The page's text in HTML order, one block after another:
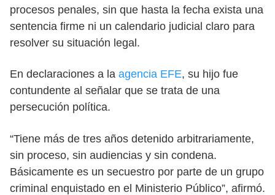
procesos penales, sin que hasta la fecha exista una
sentencia firme ni un calendario judicial claro para
resolver su situación legal.
En declaraciones a la agencia EFE, su hijo fue
contundente al señalar que se trata de una
persecución política.
“Tiene más de tres años detenido arbitrariamente,
sin proceso, sin audiencias y sin condena.
Básicamente es un secuestro por parte de un grupo
criminal enquistado en el Ministerio Público”, afirmó.